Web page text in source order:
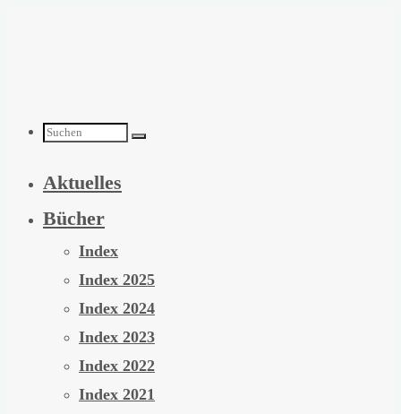
Suchen
nach:
Aktuelles
Bücher
Index
Index 2025
Index 2024
Index 2023
Index 2022
Index 2021